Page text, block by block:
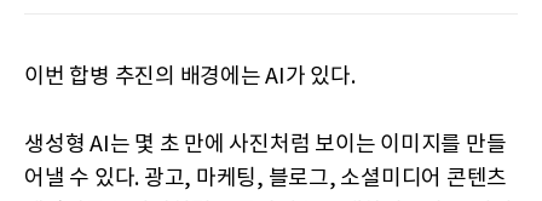
이번 합병 추진의 배경에는 AI가 있다.
생성형 AI는 몇 초 만에 사진처럼 보이는 이미지를 만들
어낼 수 있다. 광고, 마케팅, 블로그, 소셜미디어 콘텐츠